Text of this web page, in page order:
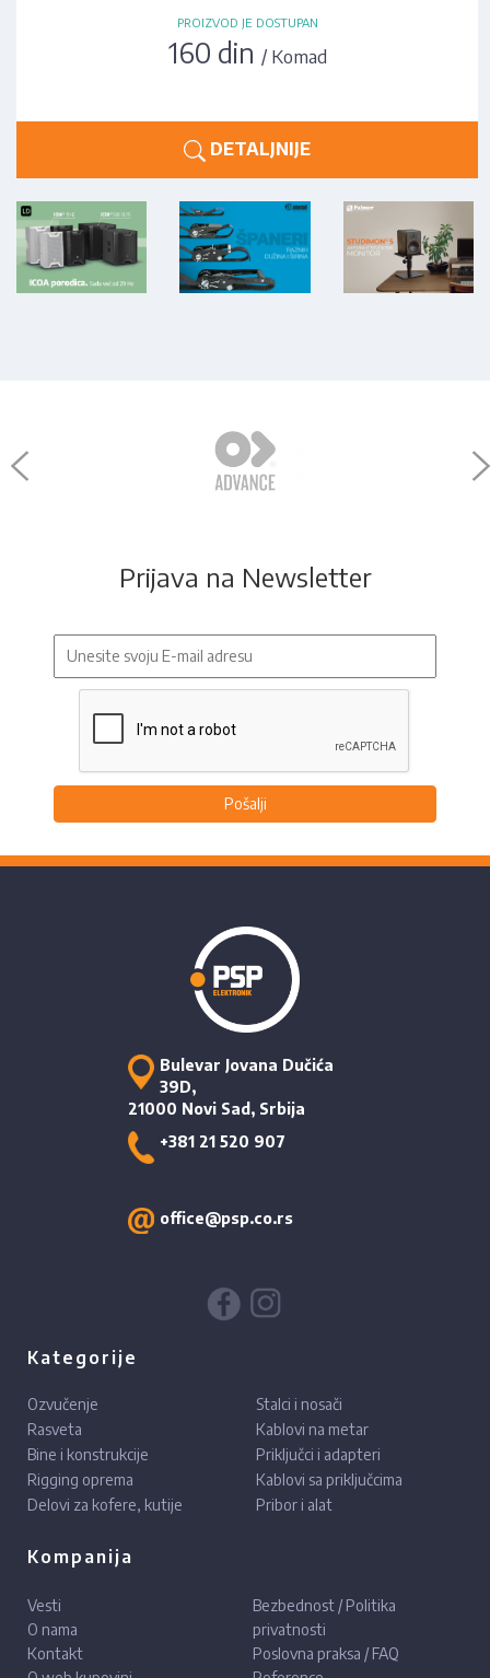
PROIZVOD JE DOSTUPAN
160 din / Komad
DETALJNIJE
Prijava na Newsletter
Pošalji
Bulevar Jovana Dučića
39D,
21000 Novi Sad, Srbija
+381 21 520 907
office@psp.co.rs
Kategorije
Ozvučenje
Rasveta
Bine i konstrukcije
Rigging oprema
Delovi za kofere, kutije
Stalci i nosači
Kablovi na metar
Priključci i adapteri
Kablovi sa priključcima
Pribor i alat
Kompanija
Vesti
O nama
Kontakt
Bezbednost / Politika
privatnosti
Poslovna praksa / FAQ